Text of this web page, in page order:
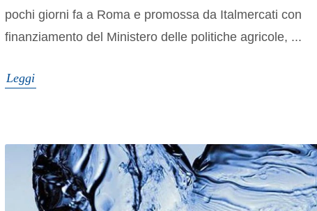
pochi giorni fa a Roma e promossa da Italmercati con
finanziamento del Ministero delle politiche agricole, ...
Leggi